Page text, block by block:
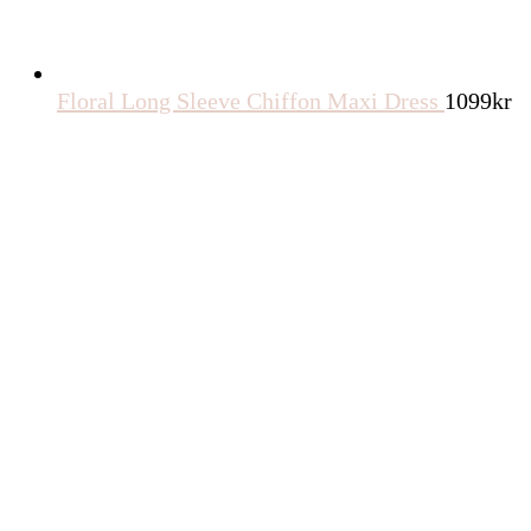
Floral Long Sleeve Chiffon Maxi Dress 1099kr